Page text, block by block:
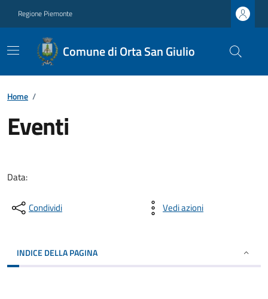
Regione Piemonte
Comune di Orta San Giulio
Home /
Eventi
Data:
Condividi Vedi azioni
INDICE DELLA PAGINA